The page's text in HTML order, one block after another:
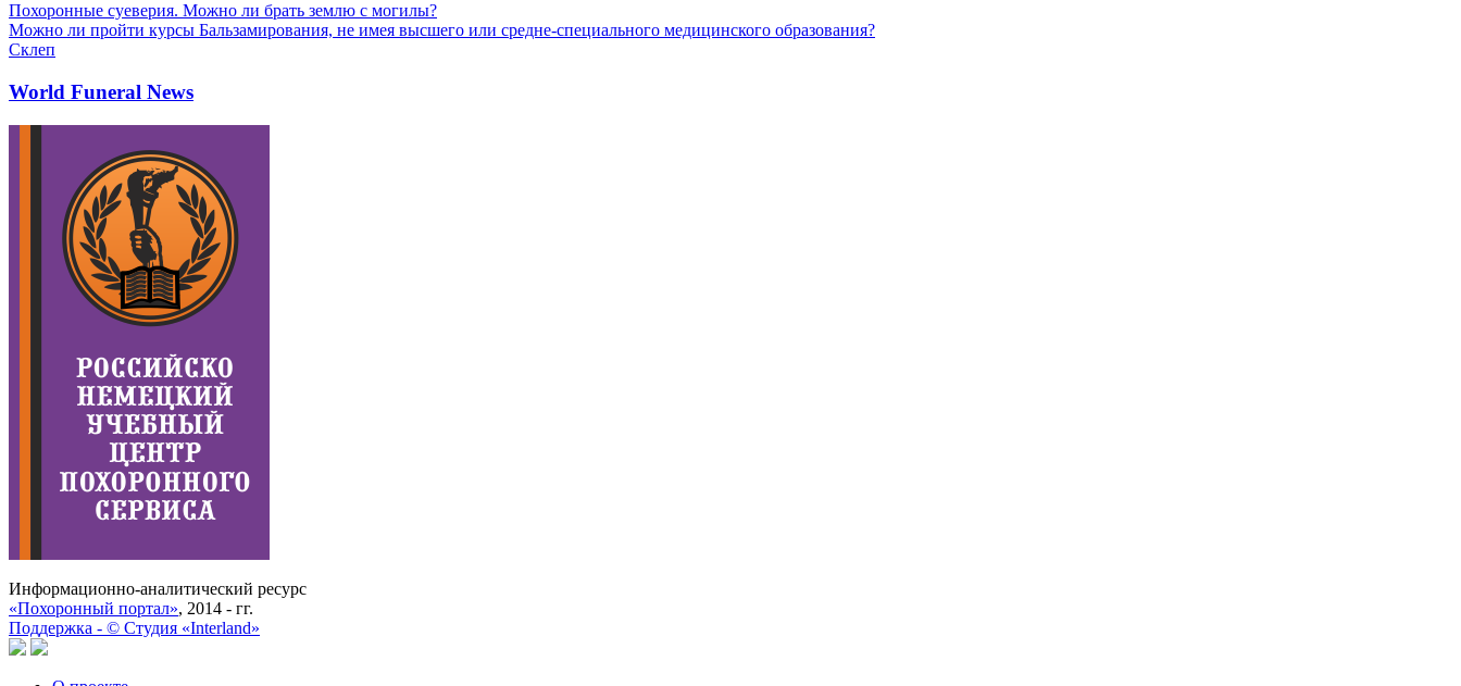
Похоронные суеверия. Можно ли брать землю с могилы?
Можно ли пройти курсы Бальзамирования, не имея высшего или средне-специального медицинского образования?
Склеп
World Funeral News
Информационно-аналитический ресурс
«Похоронный портал», 2014 - гг.
Поддержка - © Cтудия «Interland»